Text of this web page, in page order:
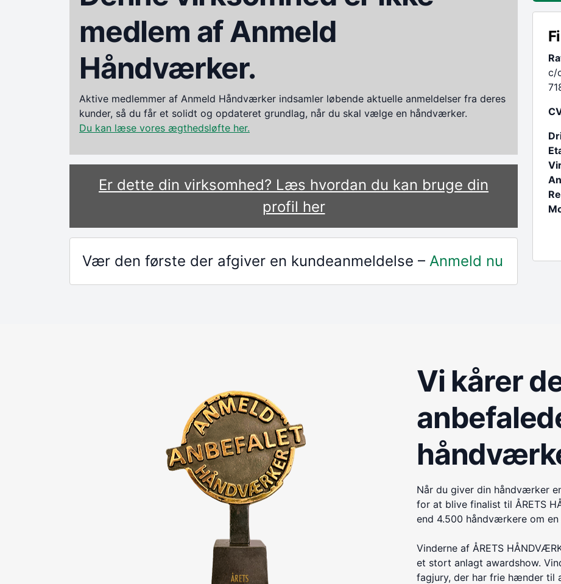
medlem af Anmeld
Håndværker.
Aktive medlemmer af Anmeld Håndværker indsamler løbende aktuelle anmeldelser fra deres
kunder, så du får et solidt og opdateret grundlag, når du skal vælge en håndværker.
Du kan læse vores ægthedsløfte her.
Er dette din virksomhed? Læs hvordan du kan bruge din
profil her
Vær den første der afgiver en kundeanmeldelse – Anmeld nu
c/
Vi kårer
Når du giver din håndværker
for at blive finalist til ÅRETS
end 4.500 håndværkere om
Vinderne af ÅRETS
et stort anlagt awardshow.
fagjury, der har frie hænder til